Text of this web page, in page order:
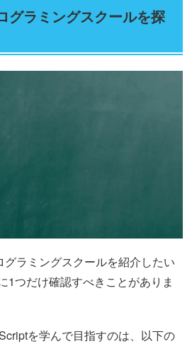
グラミングスクールを探
ラミングスクールを紹介したい
1つだけ確認すべきことがありま
を学んで目指すのは、以下の